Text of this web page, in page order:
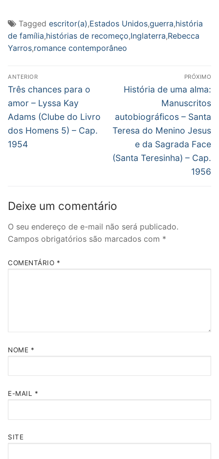
Tagged escritor(a),Estados Unidos,guerra,história
de família,histórias de recomeço,Inglaterra,Rebecca
Yarros,romance contemporâneo
Navegação
de
Post
ANTERIOR
Post
anterior:
Três chances para o
amor – Lyssa Kay
Adams (Clube do Livro
dos Homens 5) – Cap.
1954
PRÓXIMO
Próximo
História de uma alma:
Manuscritos
autobiográficos – Santa
Teresa do Menino Jesus
e da Sagrada Face
(Santa Teresinha) – Cap.
1956
Deixe um comentário
O seu endereço de e-mail não será publicado.
Campos obrigatórios são marcados com *
COMENTÁRIO *
NOME *
E-MAIL *
SITE